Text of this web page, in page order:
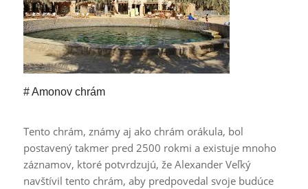
# Amonov chrám
Tento chrám, známy aj ako chrám orákula, bol
postavený takmer pred 2500 rokmi a existuje mnoho
záznamov, ktoré potvrdzujú, že Alexander Veľký
navštívil tento chrám, aby predpovedal svoje budúce